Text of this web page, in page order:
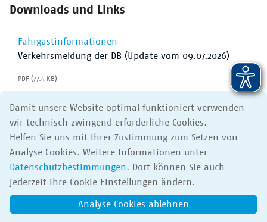
Downloads und Links
Fahrgastinformationen
Verkehrsmeldung der DB (Update vom 09.07.2026)
PDF (77.4 KB)
Quelle:
DB AG
Meldung vom 08.07.2026
Damit unsere Website optimal funktioniert verwenden
wir technisch zwingend erforderliche Cookies.
Helfen Sie uns mit Ihrer Zustimmung zum Setzen von
Analyse Cookies. Weitere Informationen unter
Datenschutzbestimmungen. Dort können Sie auch
jederzeit Ihre Cookie Einstellungen ändern.
Analyse Cookies ablehnen